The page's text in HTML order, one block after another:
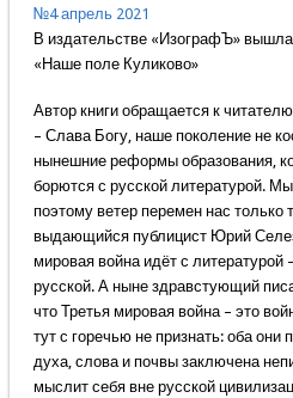
№4 апрель 2021
В издательстве «ИзографЪ»
«Наше поле Куликово»
Автор книги обращается к
– Слава Богу, наше поколение не
нынешние реформы образования,
борются с русской литературой.
поэтому ветер перемен нас только
выдающийся публицист Юрий
мировая война идёт с литературой
русской. А ныне здравстующий
что Третья мировая война – это
тут с горечью не признать: оба они
духа, слова и почвы заключена
мыслит себя вне русской